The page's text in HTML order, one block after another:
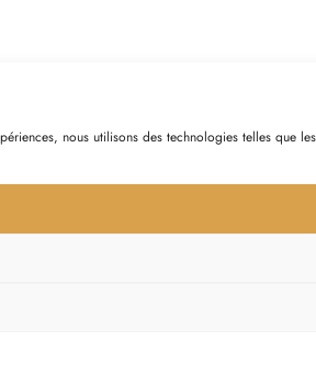
nous utilisons des technologies telles que